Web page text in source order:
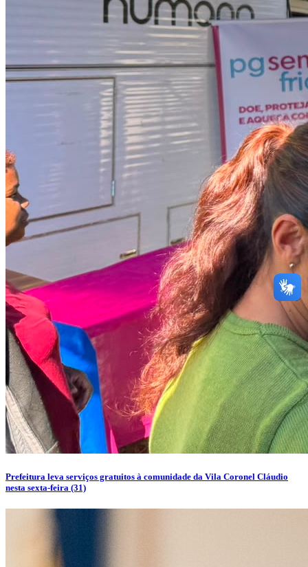
Prefeitura leva serviços gratuitos à comunidade da Vila Coronel Cláudio
nesta sexta-feira (31)